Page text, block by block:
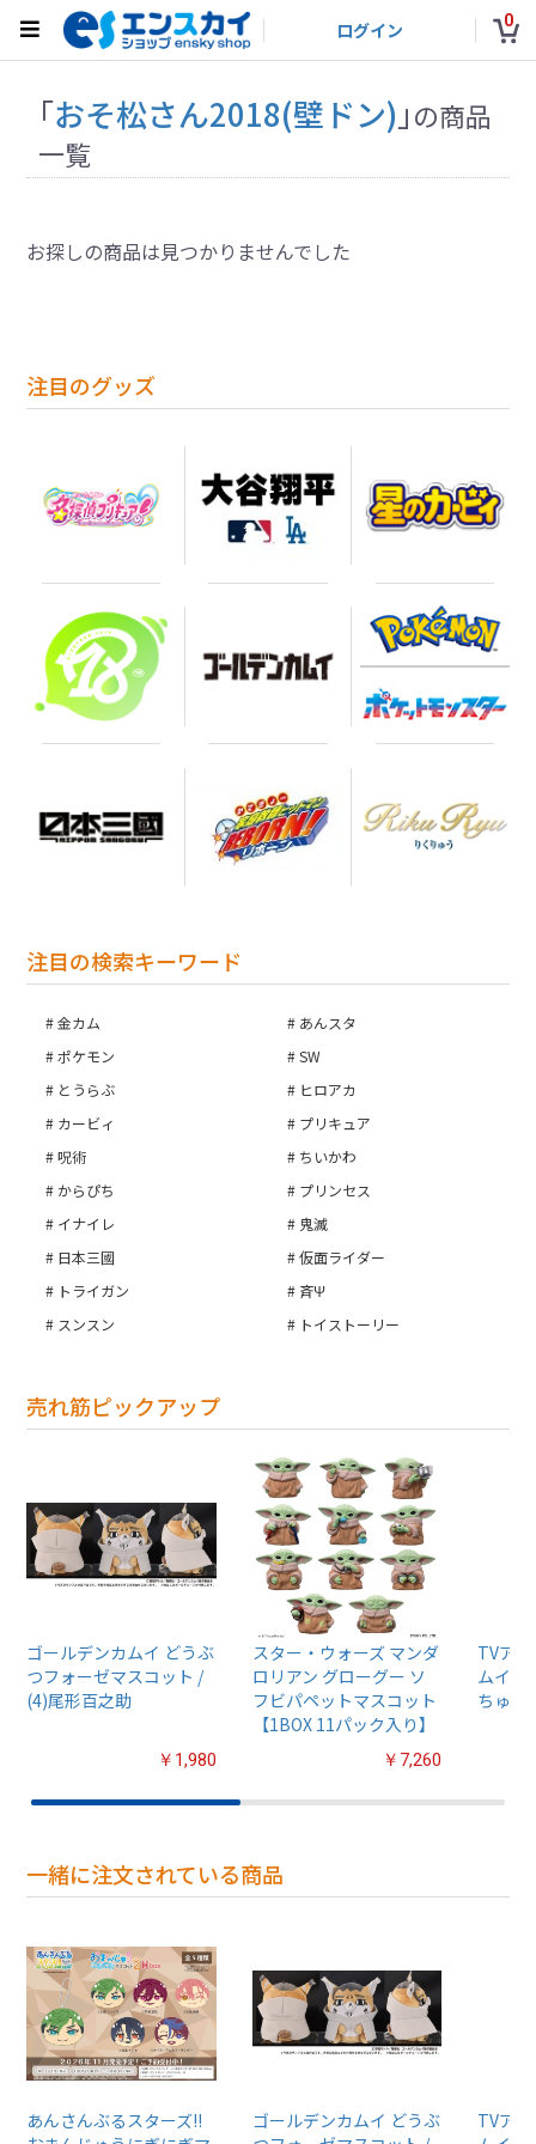
ログイン 0
注目のグッズ
注目の検索キーワード
金カム
あんスタ
ポケモン
SW
とうらぶ
ヒロアカ
カービィ
プリキュア
呪術
ちいかわ
からぴち
プリンセス
イナイレ
鬼滅
日本三國
仮面ライダー
トライガン
斉Ψ
スンスン
トイストーリー
売れ筋ピックアップ
ゴールデンカムイ どうぶ
つフォーゼマスコット /
(4)尾形百之助
￥1,980
スター・ウォーズ マンダ
ロリアン グローグー ソ
フビパペットマスコット
【1BOX 11パック入り】
￥7,260
TVア
ムイ』
ちゅる
一緒に注文されている商品
あんさんぶるスターズ!!
ゴールデンカムイ どうぶ
TVア
「おそ松さん2018(壁ドン) 」の商品
一覧
お探しの商品は見つかりませんでした